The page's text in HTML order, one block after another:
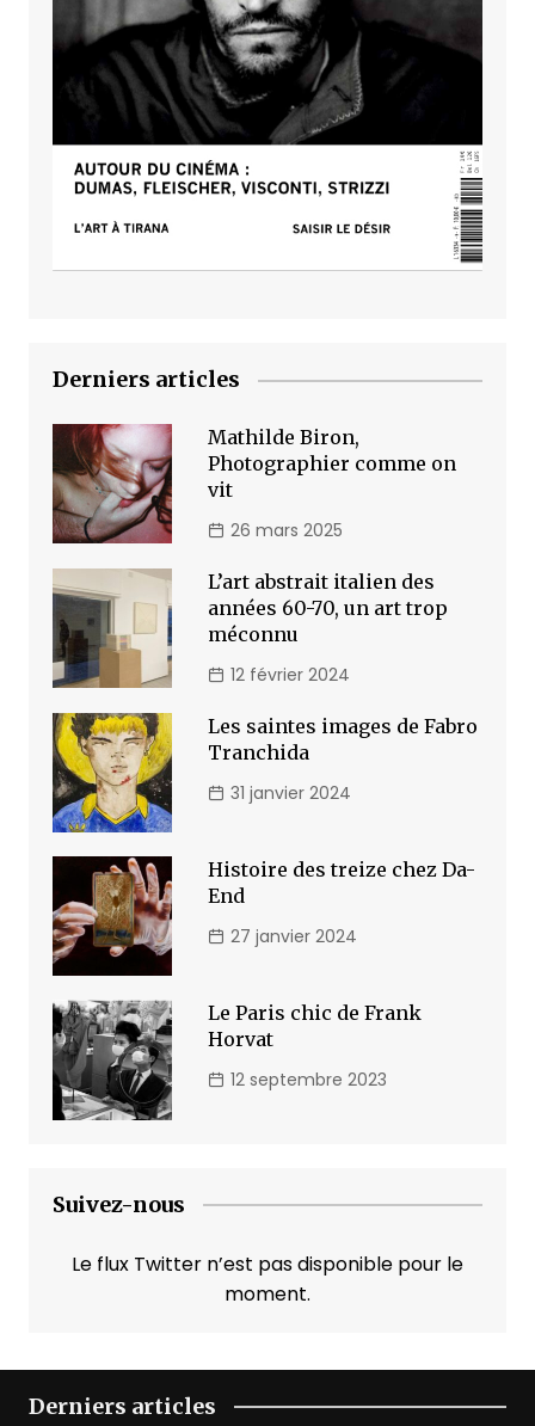
Derniers articles
Mathilde Biron,
Photographier comme on
vit
26 mars 2025
L’art abstrait italien des
années 60-70, un art trop
méconnu
12 février 2024
Les saintes images de Fabro
Tranchida
31 janvier 2024
Histoire des treize chez Da-
End
27 janvier 2024
Le Paris chic de Frank
Horvat
12 septembre 2023
Suivez-nous
Le flux Twitter n’est pas disponible pour le
moment.
Derniers articles